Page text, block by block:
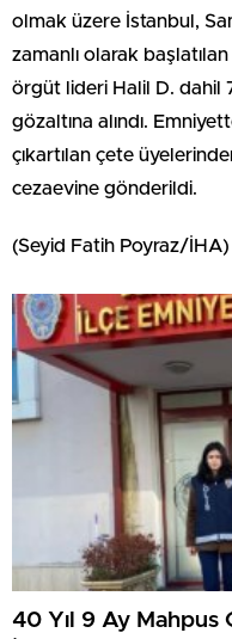
olmak üzere İstanbul,
zamanlı olarak
örgüt lideri Halil D. dahil
gözaltına alındı.
çıkartılan çete
cezaevine gönderildi.
(Seyid Fatih Poyraz/İHA)
40 Yıl 9 Ay Mahpus